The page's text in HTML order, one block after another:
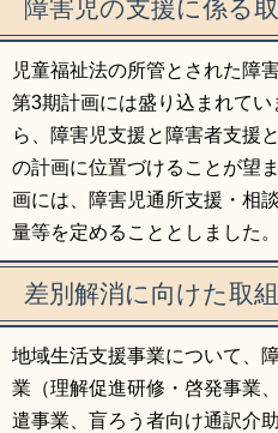
障害児の支援に係る
児童福祉法の所管とされた障
第3期計画には盛り込まれて
ら、障害児支援と障害者支援
の計画に位置づけることが望
画には、障害児通所支援・相
量等を定めることとしました。
差別解消に向けた取
地域生活支援事業について、
業（理解促進研修・啓発事業
遣事業、盲ろう者向け通訳介